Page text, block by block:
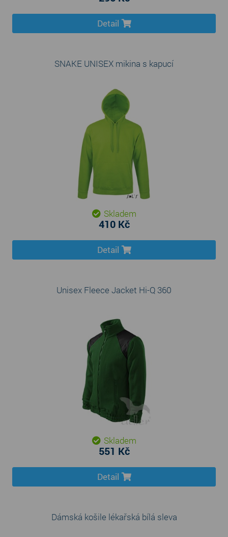
Detail
SNAKE UNISEX mikina s kapucí
Skladem
410 Kč
Detail
Unisex Fleece Jacket Hi-Q 360
Skladem
551 Kč
Detail
Dámská košile lékařská bílá sleva